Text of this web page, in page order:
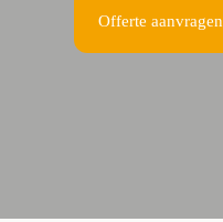
Offerte aanvragen